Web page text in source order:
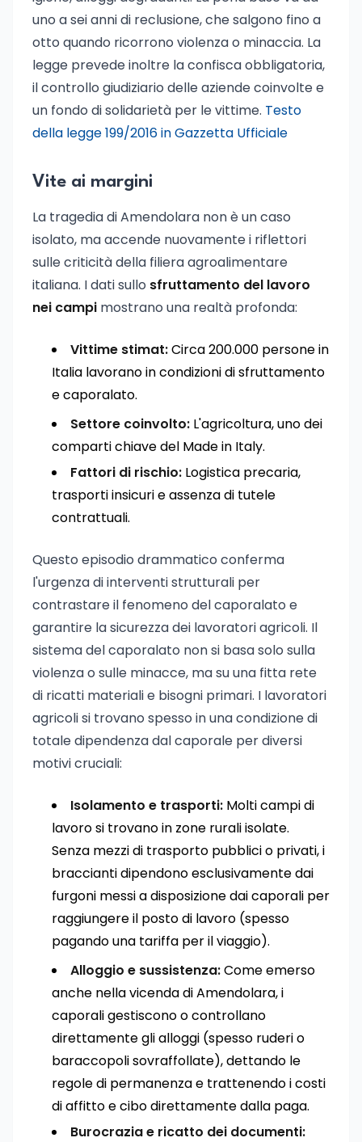
uno a sei anni di reclusione, che salgono fino a
otto quando ricorrono violenza o minaccia. La
legge prevede inoltre la confisca obbligatoria,
il controllo giudiziario delle aziende coinvolte e
un fondo di solidarietà per le vittime. Testo
della legge 199/2016 in Gazzetta Ufficiale
Vite ai margini
La tragedia di Amendolara non è un caso
isolato, ma accende nuovamente i riflettori
sulle criticità della filiera agroalimentare
italiana. I dati sullo sfruttamento del lavoro
nei campi mostrano una realtà profonda:
Vittime stimat:Circa 200.000 persone in
Italia lavorano in condizioni di sfruttamento
e caporalato.
Settore coinvolto: L'agricoltura, uno dei
comparti chiave del Made in Italy.
Fattori di rischio: Logistica precaria,
trasporti insicuri e assenza di tutele
contrattuali.
Questo episodio drammatico conferma
l'urgenza di interventi strutturali per
contrastare il fenomeno del caporalato e
garantire la sicurezza dei lavoratori agricoli. Il
sistema del caporalato non si basa solo sulla
violenza o sulle minacce, ma su una fitta rete
di ricatti materiali e bisogni primari. I lavoratori
agricoli si trovano spesso in una condizione di
totale dipendenza dal caporale per diversi
motivi cruciali:
Isolamento e trasporti: Molti campi di
lavoro si trovano in zone rurali isolate.
Senza mezzi di trasporto pubblici o privati, i
braccianti dipendono esclusivamente dai
furgoni messi a disposizione dai caporali per
raggiungere il posto di lavoro (spesso
pagando una tariffa per il viaggio).
Alloggio e sussistenza:Come emerso
anche nella vicenda di Amendolara, i
caporali gestiscono o controllano
direttamente gli alloggi (spesso ruderi o
baraccopoli sovraffollate), dettando le
regole di permanenza e trattenendo i costi
di affitto e cibo direttamente dalla paga.
Burocrazia e ricatto dei documenti: